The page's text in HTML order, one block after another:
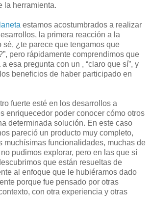
la herramienta.
estamos acostumbrados a realizar
la primera reacción a la
sé, ¿te parece que tengamos que
pero rápidamente comprendimos que
esa pregunta con un , “claro que sí”, y
beneficios de haber participado en
fuerte esté en los desarrollos a
enriquecedor poder conocer cómo otros
determinada solución. En este caso
pareció un producto muy completo,
muchísimas funcionalidades, muchas de
pudimos explorar, pero en las que sí
que están resueltas de
al enfoque que le hubiéramos dado
porque fue pensado por otras
con otra experiencia y otras